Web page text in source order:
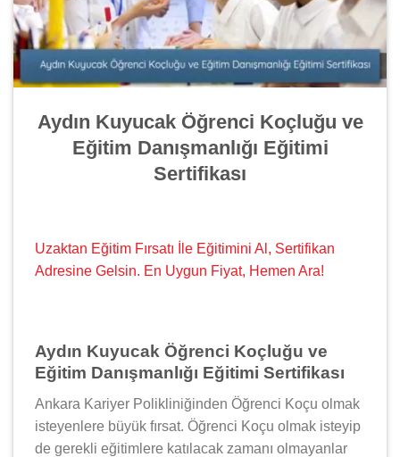
Aydın Kuyucak Öğrenci Koçluğu ve
Eğitim Danışmanlığı Eğitimi
Sertifikası
Uzaktan Eğitim Fırsatı İle Eğitimini Al, Sertifikan
Adresine Gelsin. En Uygun Fiyat, Hemen Ara!
Aydın Kuyucak Öğrenci Koçluğu ve
Eğitim Danışmanlığı Eğitimi Sertifikası
Ankara Kariyer Polikliniğinden Öğrenci Koçu olmak
isteyenlere büyük fırsat. Öğrenci Koçu olmak isteyip
de gerekli eğitimlere katılacak zamanı olmayanlar